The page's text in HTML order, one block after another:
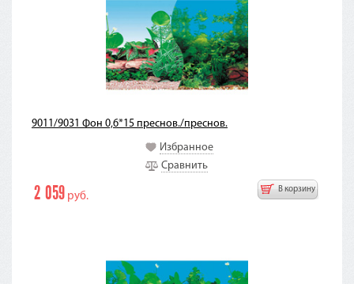
9011/9031 Фон 0,6*15 преснов./преснов.
Избранное
Сравнить
В корзину
2 059 руб.